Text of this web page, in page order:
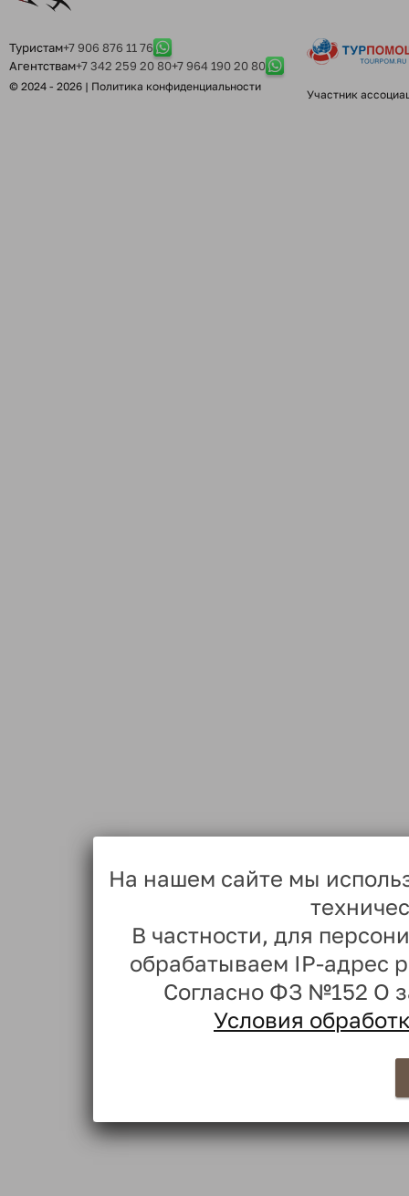
Туристам+7 906 876 11 76
Агентствам+7 342 259 20 80+7 964 190 20 80
© 2024 - 2026 | Политика конфиденциальности
Участник
На нашем сайте мы
В частности, для
обрабатываем IP-адрес
Согласно ФЗ №152 О
Условия